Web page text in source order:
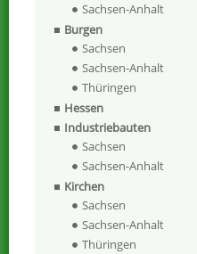
Sachsen-Anhalt
Burgen
Sachsen
Sachsen-Anhalt
Thüringen
Hessen
Industriebauten
Sachsen
Sachsen-Anhalt
Kirchen
Sachsen
Sachsen-Anhalt
Thüringen